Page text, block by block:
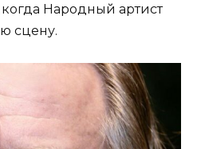
Народный артист
сцену.